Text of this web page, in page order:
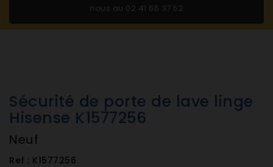
nous au 02 41 65 37 52
Sécurité de porte de lave linge
Hisense K1577256
Neuf
Ref : K1577256